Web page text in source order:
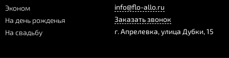
Эконом
На день рожденья
На свадьбу
info@flo-allo.ru
Заказать звонок
г.Апрелевка,улица Дубки, 15